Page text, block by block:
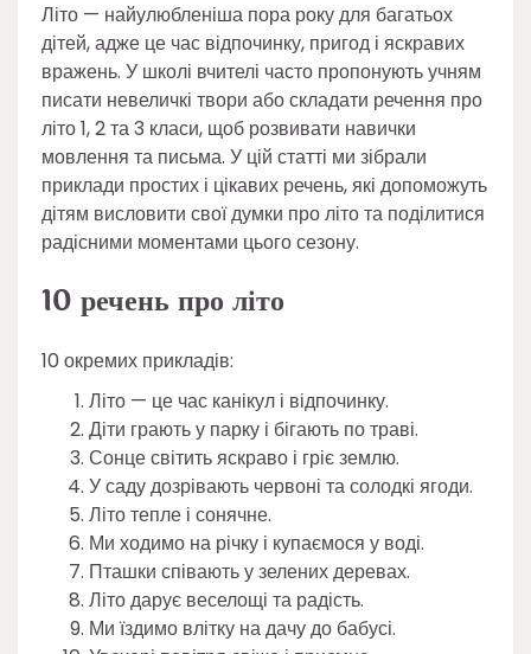
Літо — найулюбленіша пора року для багатьох
дітей, адже це час відпочинку, пригод і яскравих
вражень. У школі вчителі часто пропонують учням
писати невеличкі твори або складати речення про
літо 1, 2 та 3 класи, щоб розвивати навички
мовлення та письма. У цій статті ми зібрали
приклади простих і цікавих речень, які допоможуть
дітям висловити свої думки про літо та поділитися
радісними моментами цього сезону.
10 речень про літо
10 окремих прикладів:
Літо — це час канікул і відпочинку.
Діти грають у парку і бігають по траві.
Сонце світить яскраво і гріє землю.
У саду дозрівають червоні та солодкі ягоди.
Літо тепле і сонячне.
Ми ходимо на річку і купаємося у воді.
Пташки співають у зелених деревах.
Літо дарує веселощі та радість.
Ми їздимо влітку на дачу до бабусі.